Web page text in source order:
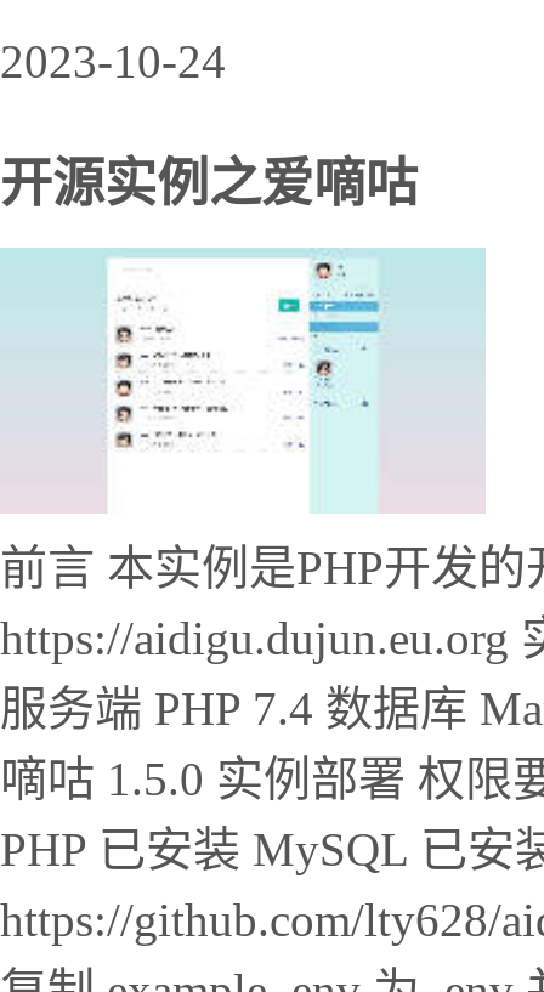
2023-10-24
开源实例之爱嘀咕
前言 本实例是PHP开发
https://aidigu.dujun.eu.org
服务端 PHP 7.4 数据库
嘀咕 1.5.0 实例部署 权限
PHP 已安装 MySQL 已
https://github.com/lty628/